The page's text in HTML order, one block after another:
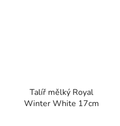
Talíř mělký Royal
Winter White 17cm